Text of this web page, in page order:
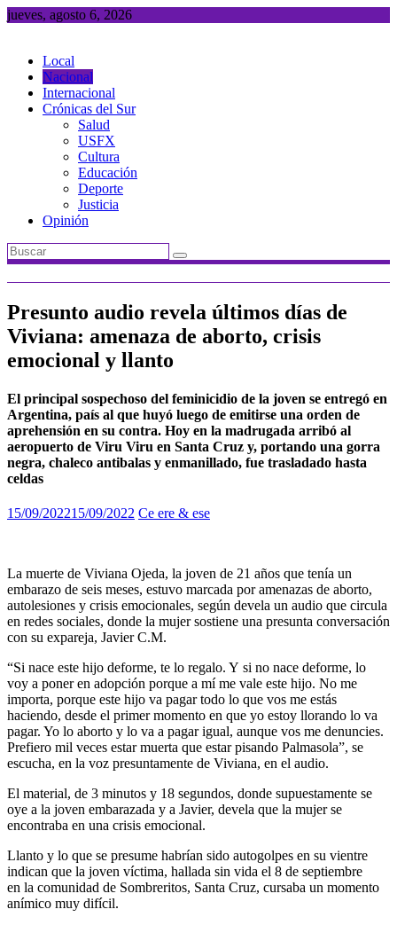
Saltar
jueves, agosto 6, 2026
Local
Nacional
Internacional
Crónicas del Sur
Salud
USFX
Cultura
Educación
Deporte
Justicia
Opinión
Presunto audio revela últimos días de
Viviana: amenaza de aborto, crisis
emocional y llanto
El principal sospechoso del feminicidio de la joven se entregó en
Argentina, país al que huyó luego de emitirse una orden de
aprehensión en su contra. Hoy en la madrugada arribó al
aeropuerto de Viru Viru en Santa Cruz y, portando una gorra
negra, chaleco antibalas y enmanillado, fue trasladado hasta
celdas
15/09/202215/09/2022 Ce ere & ese
La muerte de Viviana Ojeda, la joven de 21 años que tenía un
embarazo de seis meses, estuvo marcada por amenazas de aborto,
autolesiones y crisis emocionales, según devela un audio que circula
en redes sociales, donde la mujer sostiene una presunta conversación
con su expareja, Javier C.M.
“Si nace este hijo deforme, te lo regalo. Y si no nace deforme, lo
voy a poner en adopción porque a mí me vale este hijo. No me
importa, porque este hijo va pagar todo lo que vos me estás
haciendo, desde el primer momento en que yo estoy llorando lo va
pagar. Yo lo aborto y lo va a pagar igual, aunque vos me denuncies.
Prefiero mil veces estar muerta que estar pisando Palmasola”, se
escucha, en la voz presuntamente de Viviana, en el audio.
El material, de 3 minutos y 18 segundos, donde supuestamente se
oye a la joven embarazada y a Javier, devela que la mujer se
encontraba en una crisis emocional.
Llanto y lo que se presume habrían sido autogolpes en su vientre
indican que la joven víctima, hallada sin vida el 8 de septiembre
en la comunidad de Sombreritos, Santa Cruz, cursaba un momento
anímico muy difícil.